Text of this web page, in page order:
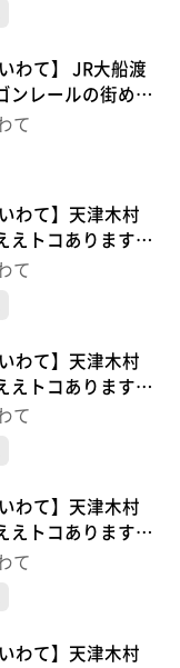
わて】 JR大船渡
レールの街めぐ
気仙沼編
て
わて】天津木村
えトコあります
岡市
て
わて】天津木村
えトコあります
#19 北上市
て
わて】天津木村
えトコあります
州市
て
わて】天津木村